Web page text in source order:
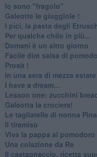
Io sono "fragolo"
Galeotte le giuggiole !
I pici, la pasta degli
Per qualche chilo in più...
Domani è un altro giorno
​Facile dire salsa di
Prosit !
​In una sera di mezza estate
I have a dream…
​Lesson one: zucchini
Galeotta la crociera!
Le tagliatelle di nonna Pina
Il tiramisù
Viva la pappa al pomodoro
Una colazione da Re
Il castagnaccio, ricetta